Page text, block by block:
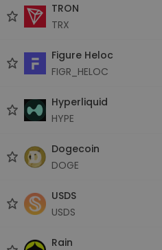
TRON
TRX
Figure Heloc
FIGR_HELOC
Hyperliquid
HYPE
Dogecoin
DOGE
USDS
USDS
Rain